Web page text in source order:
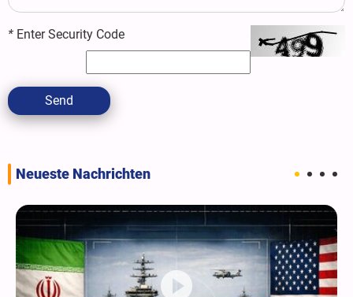
* Enter Security Code
Send
Neueste Nachrichten